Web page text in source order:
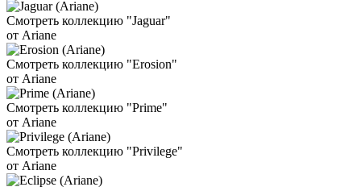
Смотреть коллекцию "Jaguar"
от Ariane
Смотреть коллекцию "Erosion"
от Ariane
Смотреть коллекцию "Prime"
от Ariane
Смотреть коллекцию "Privilege"
от Ariane